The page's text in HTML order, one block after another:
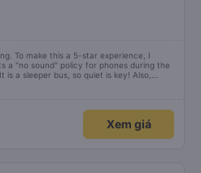
To make this a 5-star experience, I
a "no sound" policy for phones during the
a sleeper bus, so quiet is key! Also,
clearly inside the cabin for convenience. I
(tắt âm thanh điện thoại) vào ban đêm
ngủ. Ngoài ra, nhà xe nên dán sẵn mật
dễ dàng sử dụng. Tôi vẫn sẽ tiếp tục ủng
Xem giá